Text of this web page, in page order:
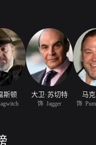
斯顿 大卫·苏切特
饰 Jagger
马
饰